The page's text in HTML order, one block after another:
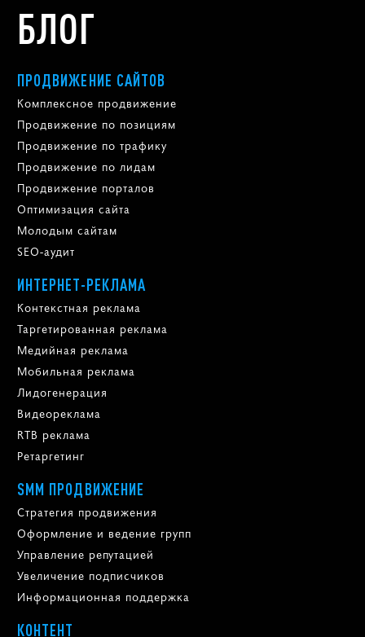
БЛОГ
ПРОДВИЖЕНИЕ САЙТОВ
Комплексное продвижение
Продвижение по позициям
Продвижение по трафику
Продвижение по лидам
Продвижение порталов
Оптимизация сайта
Молодым сайтам
SEO-аудит
ИНТЕРНЕТ-РЕКЛАМА
Контекстная реклама
Таргетированная реклама
Медийная реклама
Мобильная реклама
Лидогенерация
Видеореклама
RTB реклама
Ретаргетинг
SMM ПРОДВИЖЕНИЕ
Стратегия продвижения
Оформление и ведение групп
Управление репутацией
Увеличение подписчиков
Информационная поддержка
КОНТЕНТ